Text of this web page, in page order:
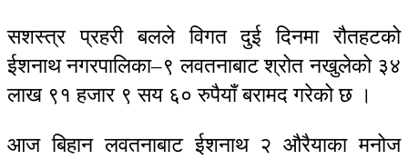
सशस्त्र प्रहरी बलले विगत दुई दिनमा रौतहटको
ईशनाथ नगरपालिका–९ लवतनाबाट श्रोत नखुलेको ३४
लाख ९१ हजार ९ सय ६० रुपैयाँ बरामद गरेको छ ।
आज बिहान लवतनाबाट ईशनाथ २ औरैयाका मनोज